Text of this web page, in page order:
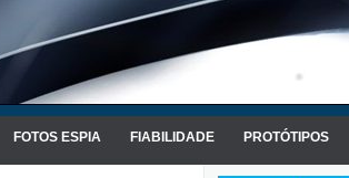
FOTOS ESPIA FIABILIDADE PROTÓTIPOS